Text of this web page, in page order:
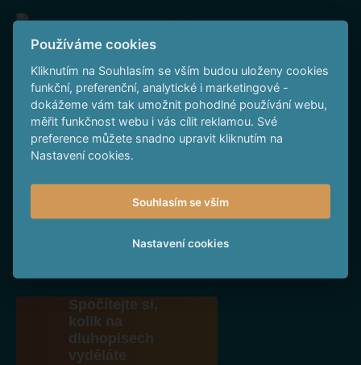
Sledujte nás na Facebooku
To nejlepší na YouTube
Spočítejte si,
kolik na
dluhopisech
vyděláte
Používáme cookies
Kliknutím na Souhlasím se vším budou uloženy cookies
funkční, preferenční, analytické i marketingové -
dokážeme vám tak umožnit pohodlné používání webu,
měřit funkčnost webu i vás cílit reklamou. Své
preference můžete snadno upravit kliknutím na
Nastavení cookies.
Souhlasím se vším
Nastavení cookies